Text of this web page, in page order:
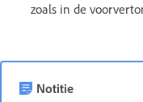
zoals in de
Notitie